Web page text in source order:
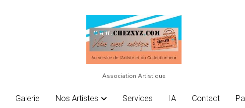
Association Artistique
Galerie Nos Artistes Services IA Contact
Association Artistique
Galerie Nos Artistes Services IA Contact